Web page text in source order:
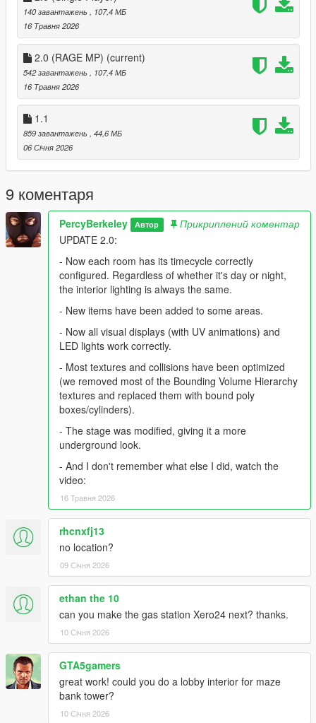
140 завантажень
, 107,4 МБ
16 Травня 2026
2.0 (RAGE MP) (current)
542 завантажень
, 107,4 МБ
16 Травня 2026
1.1
859 завантажень
, 44,6 МБ
06 Січня 2026
9 коментаря
PercyBerkeley Автор
Прикриплений коментар
UPDATE 2.0:
- Now each room has its timecycle correctly
configured. Regardless of whether it's day or night,
the interior lighting is always the same.
- New items have been added to some areas.
- Now all visual displays (with UV animations) and
LED lights work correctly.
- Most textures and collisions have been optimized
(we removed most of the Bounding Volume Hierarchy
textures and replaced them with bound poly
boxes/cylinders).
- The stage was modified, giving it a more
underground look.
- And I don't remember what else I did, watch the
video:
16 Травня 2026
rhcnxfj13
no location?
09 Січня 2026
ethan the 10
can you make the gas station Xero24 next? thanks.
10 Січня 2026
GTA5gamers
great work! could you do a lobby interior for maze
bank tower?
10 Січня 2026